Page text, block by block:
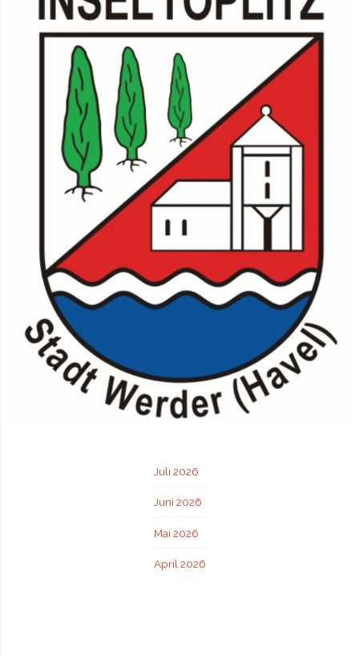
Juli 2026
Juni 2026
Mai 2026
April 2026